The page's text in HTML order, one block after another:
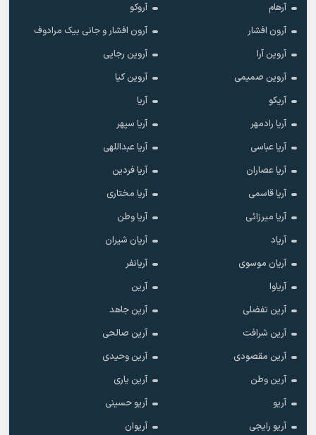
آرهام
آروکو
آرون افشار
آرون افشار و جانی بیک مرادوف
آروین آرا
آروین رجایی
آروین صمیمی
آروین کیا
آریکو
آریا
آریا رادمهر
آریا سپهر
آریا عباسی
آریا عبداللهی
آریا عصاران
آریا فردین
آریا قاسمی
آریا مختاری
آریا میرزائی
آریا وطن
آریاد
آریان شیران
آریان موسوی
آریانفر
آریاوا
آرین
آرین تفضلی
آرین جاهد
آرین شرافت
آرین صالحی
آرین مقصودی
آرین وحیدی
آرین وطن
آرین یاری
آریو
آریو حسینی
آریو رایجی
آریوان